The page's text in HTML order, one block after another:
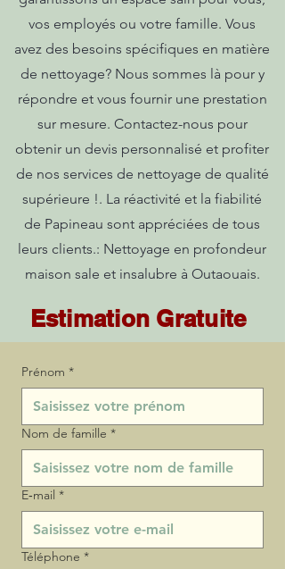
vos employés ou votre famille. Vous
avez des besoins spécifiques en matière
de nettoyage? Nous sommes là pour y
répondre et vous fournir une prestation
sur mesure. Contactez-nous pour
obtenir un devis personnalisé et profiter
de nos services de nettoyage de qualité
supérieure !. La réactivité et la fiabilité
de Papineau sont appréciées de tous
leurs clients.: Nettoyage en profondeur
maison sale et insalubre à Outaouais.
Estimation Gratuite
Prénom *
Nom de famille *
E‑mail *
Téléphone *